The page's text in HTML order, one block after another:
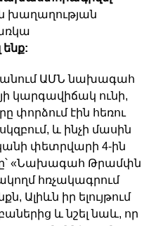
խաղաղության
ԱՄՆ նախագահ
կարգավիճակ ունի,
փորձում էին հեռու
և ինչի մասին
փետրվարի 4-ին
«Նախագահ Թրամփն
հռչակագրում
Ալիևն իր ելույթում
և նշել նաև, որ